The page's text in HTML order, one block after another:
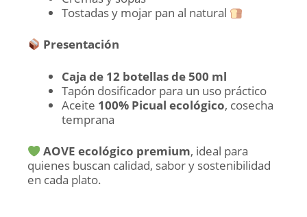
Tostadas y mojar pan al natural
Presentación
Caja de 12 botellas de 500 ml
Tapón dosificador para un uso práctico
Aceite 100% Picual ecológico, cosecha
temprana
AOVE ecológico premium, ideal para
quienes buscan calidad, sabor y sostenibilidad
en cada plato.